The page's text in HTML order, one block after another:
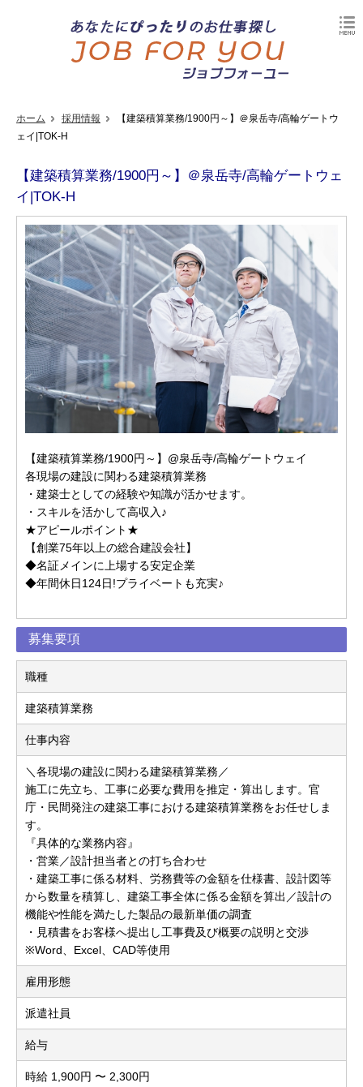
ホーム 採用情報
【建築積算業務/1900円～】＠泉岳寺/高輪ゲートウ
ェイ|TOK-H
【建築積算業務/1900円～】＠泉岳寺/高輪ゲートウェ
イ|TOK-H
【建築積算業務/1900円～】@泉岳寺/高輪ゲートウェイ
各現場の建設に関わる建築積算業務
・建築士としての経験や知識が活かせます。
・スキルを活かして高収入♪
★アピールポイント★
【創業75年以上の総合建設会社】
◆名証メインに上場する安定企業
◆年間休日124日!プライベートも充実♪
募集要項
職種
建築積算業務
仕事内容
＼各現場の建設に関わる建築積算業務／
施工に先立ち、工事に必要な費用を推定・算出します。官
庁・民間発注の建築工事における建築積算業務をお任せしま
す。
『具体的な業務内容』
・営業／設計担当者との打ち合わせ
・建築工事に係る材料、労務費等の金額を仕様書、設計図等
から数量を積算し、建築工事全体に係る金額を算出／設計の
機能や性能を満たした製品の最新単価の調査
・見積書をお客様へ提出し工事費及び概要の説明と交渉
※Word、Excel、CAD等使用
雇用形態
派遣社員
給与
時給 1,900円 〜 2,300円